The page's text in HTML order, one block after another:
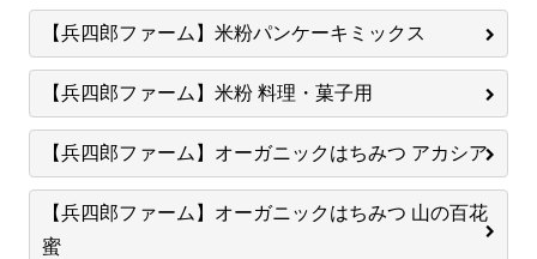
【兵四郎ファーム】米粉パンケーキミックス
【兵四郎ファーム】米粉 料理・菓子用
【兵四郎ファーム】オーガニックはちみつ アカシア
【兵四郎ファーム】オーガニックはちみつ 山の百花
蜜